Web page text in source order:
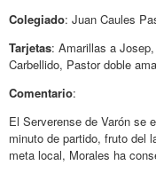
Colegiado: Juan Caules
Tarjetas: Amarillas a
Carbellido, Pastor doble
Comentario:
El Serverense de Varón se
minuto de partido, fruto del
meta local, Morales ha